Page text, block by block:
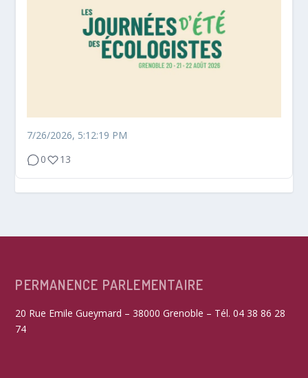
7/26/2026, 5:12:19 PM
0
13
PERMANENCE PARLEMENTAIRE
20 Rue Emile Gueymard – 38000 Grenoble – Tél. 04 38 86 28
74